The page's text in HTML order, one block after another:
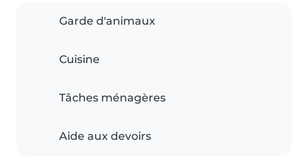
Garde d'animaux
Cuisine
Tâches ménagères
Aide aux devoirs